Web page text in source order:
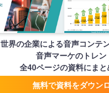
世界の企業による音声コンテ
音声マーケのトレン
全40ページの資料にまと
無料で資料をダウン